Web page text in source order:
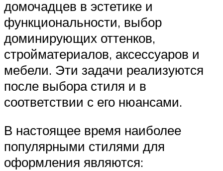
домочадцев в эстетике и
функциональности, выбор
доминирующих оттенков,
стройматериалов, аксессуаров и
мебели. Эти задачи реализуются
после выбора стиля и в
соответствии с его нюансами.
В настоящее время наиболее
популярными стилями для
оформления являются: